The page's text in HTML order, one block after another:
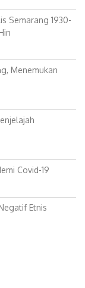
Semarang 1930-
Menemukan
Covid-19
Etnis